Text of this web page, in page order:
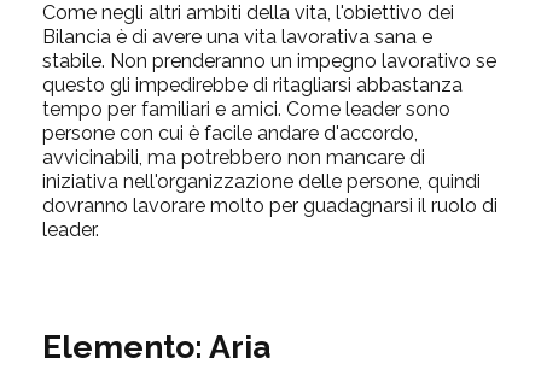
Come negli altri ambiti della vita, l'obiettivo dei
Bilancia è di avere una vita lavorativa sana e
stabile. Non prenderanno un impegno lavorativo se
questo gli impedirebbe di ritagliarsi abbastanza
tempo per familiari e amici. Come leader sono
persone con cui è facile andare d'accordo,
avvicinabili, ma potrebbero non mancare di
iniziativa nell'organizzazione delle persone, quindi
dovranno lavorare molto per guadagnarsi il ruolo di
leader.
Elemento: Aria